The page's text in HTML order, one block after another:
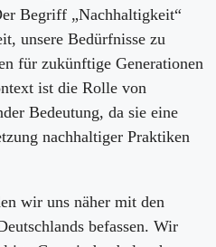
Begriff „Nachhaltigkeit“
unsere Bedürfnisse zu
für zukünftige Generationen
ist die Rolle von
Bedeutung, da sie eine
nachhaltiger Praktiken
wir uns näher mit den
befassen. Wir